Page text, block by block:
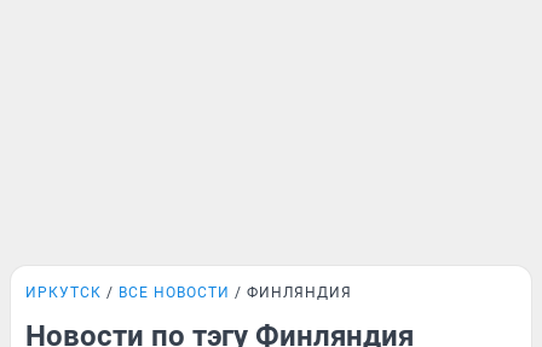
ИРКУТСК ВСЕ НОВОСТИ ФИНЛЯНДИЯ
Новости по тэгу Финляндия